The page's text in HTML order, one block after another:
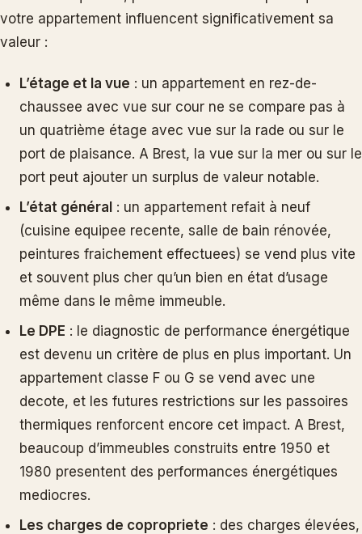
votre appartement influencent significativement sa
valeur :
L’étage et la vue : un appartement en rez-de-
chaussee avec vue sur cour ne se compare pas à
un quatrième étage avec vue sur la rade ou sur le
port de plaisance. A Brest, la vue sur la mer ou sur le
port peut ajouter un surplus de valeur notable.
L’état général : un appartement refait à neuf
(cuisine equipee recente, salle de bain rénovée,
peintures fraichement effectuees) se vend plus vite
et souvent plus cher qu’un bien en état d’usage
même dans le même immeuble.
Le DPE : le diagnostic de performance énergétique
est devenu un critère de plus en plus important. Un
appartement classe F ou G se vend avec une
decote, et les futures restrictions sur les passoires
thermiques renforcent encore cet impact. A Brest,
beaucoup d’immeubles construits entre 1950 et
1980 presentent des performances énergétiques
mediocres.
Les charges de copropriete : des charges élevées,